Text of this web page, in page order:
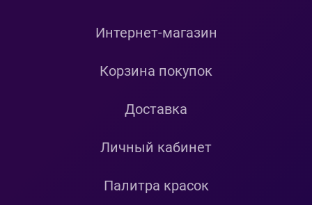
Интернет-магазин
Корзина покупок
Доставка
Личный кабинет
Палитра красок